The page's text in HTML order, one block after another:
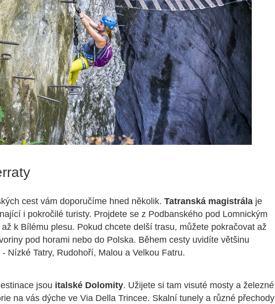
cest vám doporučíme hned několik. Tatranská magistrála je
i pokročilé turisty. Projdete se z Podbanského pod Lomnickým
k Bílému plesu. Pokud chcete delší trasu, můžete pokračovat až
pod horami nebo do Polska. Během cesty uvidíte většinu
Nízké Tatry, Rudohoří, Malou a Velkou Fatru.
jsou italské Dolomity. Užijete si tam visuté mosty a železné
na vás dýche ve Via Della Trincee. Skalní tunely a různé přechody